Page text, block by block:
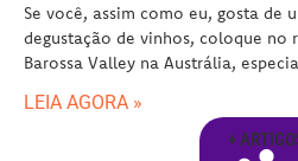
Se você, assim como eu, gosta de
degustação de vinhos, coloque no
Barossa Valley na Austrália,
LEIA AGORA »
+